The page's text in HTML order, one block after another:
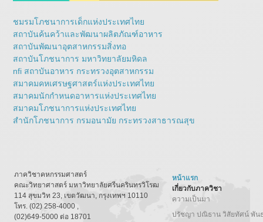
ชมรมโภชนาการเด็กแห่งประเทศไทย
สถาบันค้นคว้าและพัฒนาผลิตภัณฑ์อาหาร
สถาบันพัฒนาอุตสาหกรรมสิ่งทอ
สถาบันโภชนาการ มหาวิทยาลัยมหิดล
nfi สถาบันอาหาร กระทรวงอุตสาหกรรม
สมาคมคหเศรษฐศาสตร์แห่งประเทศไทย
สมาคมนักกำหนดอาหารแห่งประเทศไทย
สมาคมโภชนาการแห่งประเทศไทย
สำนักโภชนาการ กรมอนามัย กระทรวงสาธารณสุข
ภาควิชาคหกรรมศาสตร์
คณะวิทยาศาสตร์ มหาวิทยาลัยศรีนครินทรวิโรฒ
114 สุขมวิท 23, เขตวัฒนา, กรุงเทพฯ 10110
โทร. (02) 258-4000 ,
(02)649-5000 ต่อ 18701
หน้าแรก
เกี่ยวกับภาควิชา
ความเป็นมา
ปรัชญา ปณิธาน วิสัยทัศน์ พัน